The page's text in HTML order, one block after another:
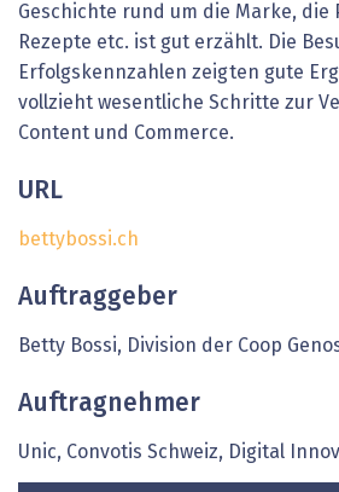
Geschichte rund um die Marke, die
Rezepte etc. ist gut erzählt. Die
Erfolgskennzahlen zeigten gute
vollzieht wesentliche Schritte zur
Content und Commerce.
URL
bettybossi.ch
Auftraggeber
Betty Bossi, Division der Coop
Auftragnehmer
Unic, Convotis Schweiz, Digital